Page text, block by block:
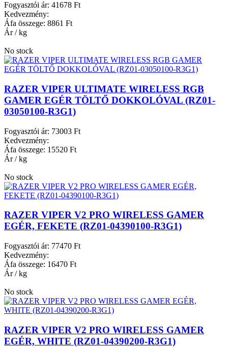
Fogyasztói ár: 41678 Ft
Kedvezmény:
Áfa összege: 8861 Ft
Ár / kg
No stock
RAZER VIPER ULTIMATE WIRELESS RGB
GAMER EGÉR TÖLTŐ DOKKOLÓVAL (RZ01-
03050100-R3G1)
Fogyasztói ár: 73003 Ft
Kedvezmény:
Áfa összege: 15520 Ft
Ár / kg
No stock
RAZER VIPER V2 PRO WIRELESS GAMER
EGÉR, FEKETE (RZ01-04390100-R3G1)
Fogyasztói ár: 77470 Ft
Kedvezmény:
Áfa összege: 16470 Ft
Ár / kg
No stock
RAZER VIPER V2 PRO WIRELESS GAMER
EGÉR, WHITE (RZ01-04390200-R3G1)